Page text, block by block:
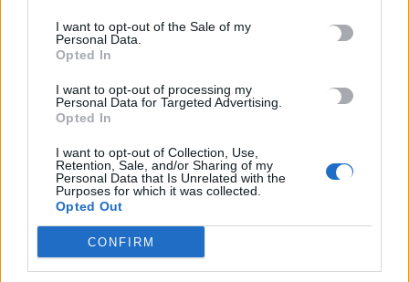
I want to opt-out of the Sale of my
Personal Data.
Opted In
I want to opt-out of processing my
Personal Data for Targeted Advertising.
Opted In
I want to opt-out of Collection, Use,
Retention, Sale, and/or Sharing of my
Personal Data that Is Unrelated with the
Purposes for which it was collected.
Opted Out
CONFIRM
ΑΛΚΟΟΛ #
ΣΧΕΤΙΚΆ ΆΡΘΡΑ